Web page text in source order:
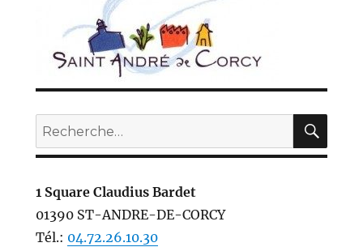
Recherche
pour :
1 Square Claudius Bardet
01390 ST-ANDRE-DE-CORCY
Tél.: 04.72.26.10.30